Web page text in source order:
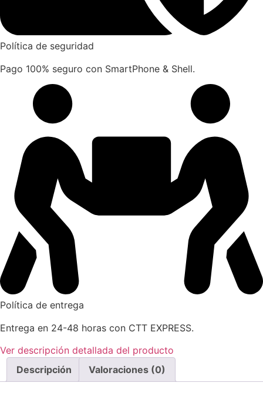
Política de seguridad
Pago 100% seguro con SmartPhone & Shell.
Política de entrega
Entrega en 24-48 horas con CTT EXPRESS.
Ver descripción detallada del producto
Descripción
Valoraciones (0)